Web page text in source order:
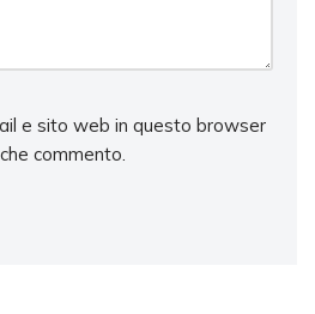
e sito web in questo browser
commento.